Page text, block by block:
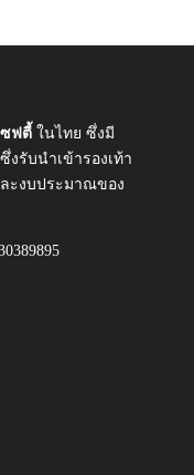
ซฟตี้ ในไทย ซึ่งมี
งรับนำเข้ารองเท้า
ะงบประมาณของ